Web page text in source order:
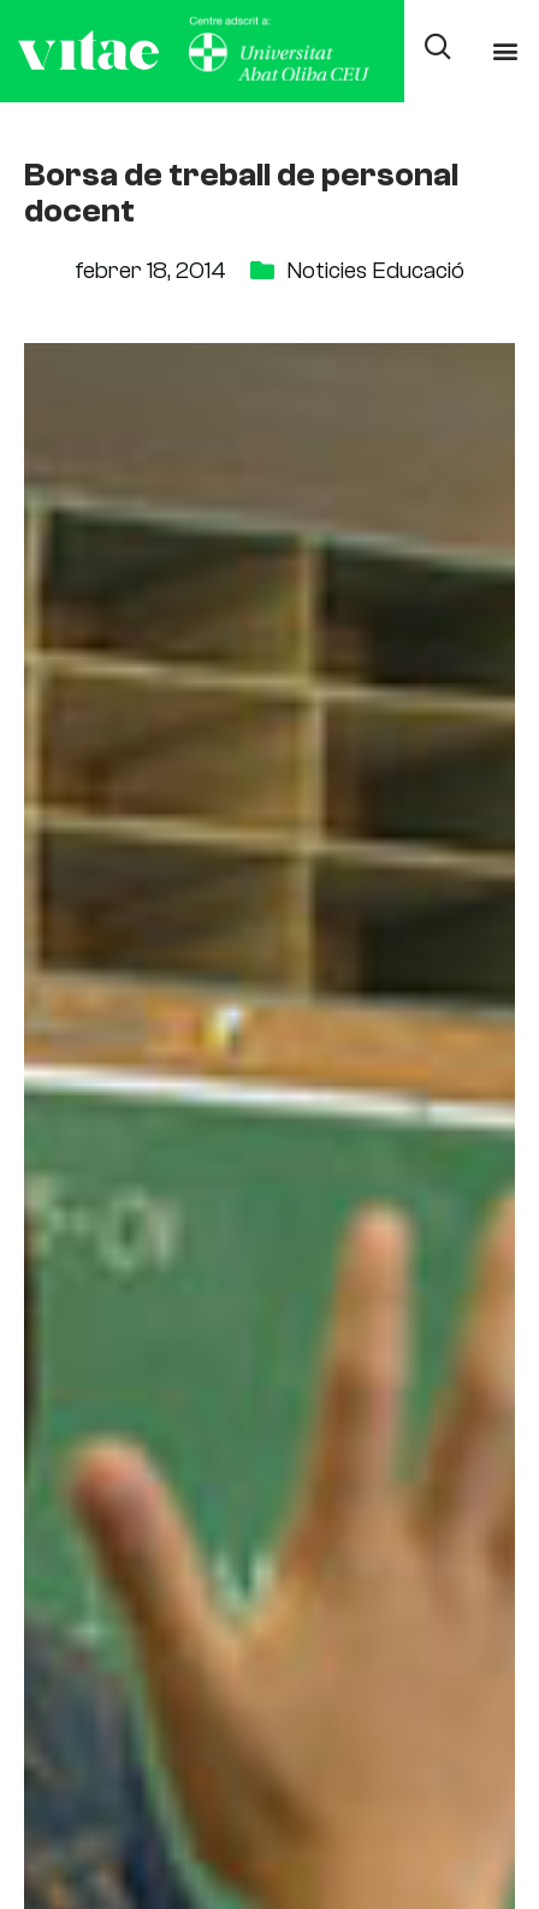
Borsa de treball de personal
docent
febrer 18, 2014 Noticies Educació